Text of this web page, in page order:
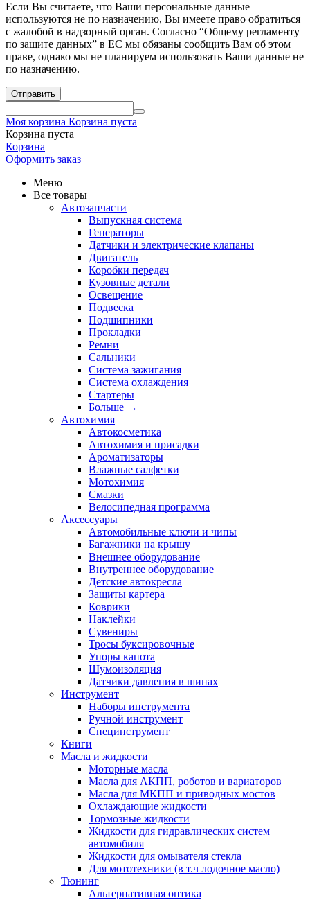
Если Вы считаете, что Ваши персональные данные
используются не по назначению, Вы имеете право обратиться
с жалобой в надзорный орган. Согласно “Общему регламенту
по защите данных” в ЕС мы обязаны сообщить Вам об этом
праве, однако мы не планируем использовать Ваши данные не
по назначению.
Отправить
Моя корзина Корзина пуста
Корзина пуста
Корзина
Оформить заказ
Меню
Все товары
Автозапчасти
Выпускная система
Генераторы
Датчики и электрические клапаны
Двигатель
Коробки передач
Кузовные детали
Освещение
Подвеска
Подшипники
Прокладки
Ремни
Сальники
Система зажигания
Система охлаждения
Стартеры
Больше →
Автохимия
Автокосметика
Автохимия и присадки
Ароматизаторы
Влажные салфетки
Мотохимия
Смазки
Велосипедная программа
Аксессуары
Автомобильные ключи и чипы
Багажники на крышу
Внешнее оборудование
Внутреннее оборудование
Детские автокресла
Защиты картера
Коврики
Наклейки
Сувениры
Тросы буксировочные
Упоры капота
Шумоизоляция
Датчики давления в шинах
Инструмент
Наборы инструмента
Ручной инструмент
Специнструмент
Книги
Масла и жидкости
Моторные масла
Масла для АКПП, роботов и вариаторов
Масла для МКПП и приводных мостов
Охлаждающие жидкости
Тормозные жидкости
Жидкости для гидравлических систем
автомобиля
Жидкости для омывателя стекла
Для мототехники (в т.ч лодочное масло)
Тюнинг
Альтернативная оптика